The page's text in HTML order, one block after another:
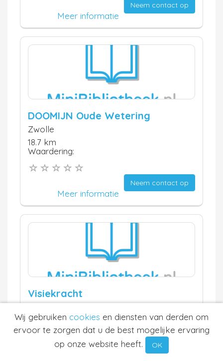
Neem contact op
Meer informatie
DOOMIJN Oude Wetering
Zwolle
18.7 km
Waardering:
Neem contact op
Meer informatie
Visiekracht
Zwolle
18.8 km
Waardering:
Wij gebruiken cookies en diensten van derden om
ervoor te zorgen dat u de best mogelijke ervaring
op onze website heeft.
OK